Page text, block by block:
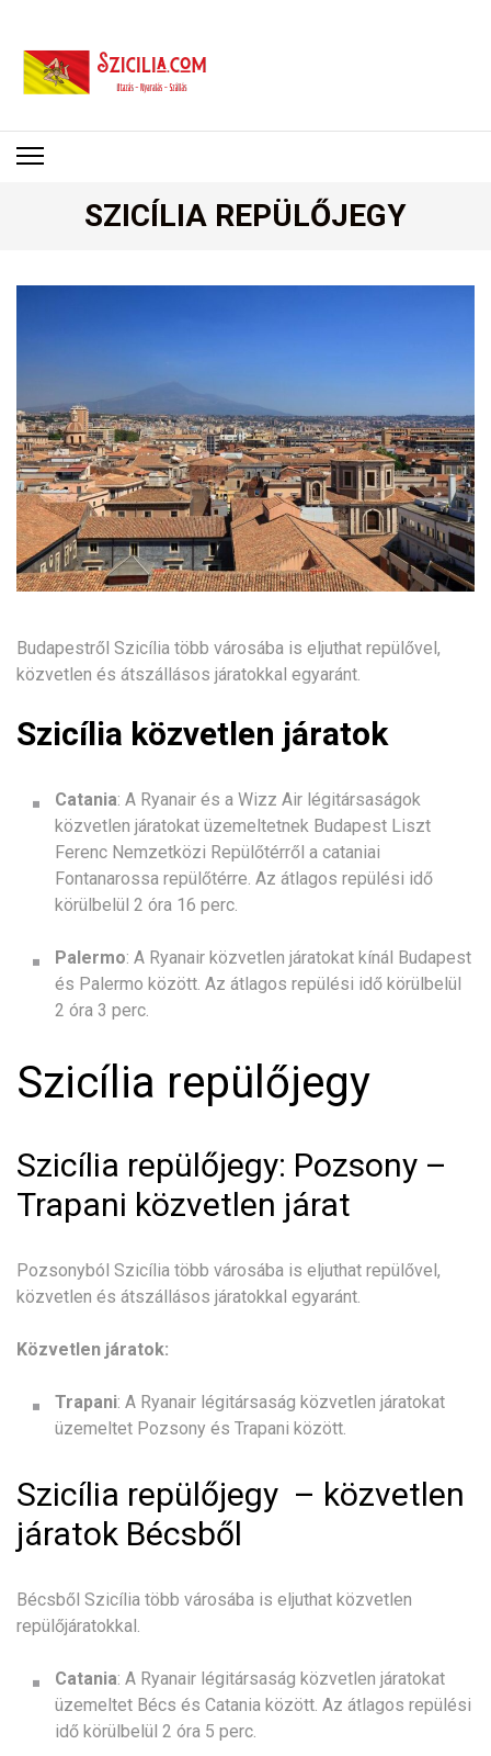
SZICÍLIA
SZICÍLIA REPÜLŐJEGY
Budapestről Szicília több városába is eljuthat repülővel,
közvetlen és átszállásos járatokkal egyaránt.
Szicília közvetlen járatok
Catania: A Ryanair és a Wizz Air légitársaságok
közvetlen járatokat üzemeltetnek Budapest Liszt
Ferenc Nemzetközi Repülőtérről a cataniai
Fontanarossa repülőtérre. Az átlagos repülési idő
körülbelül 2 óra 16 perc.
Palermo: A Ryanair közvetlen járatokat kínál Budapest
és Palermo között. Az átlagos repülési idő körülbelül
2 óra 3 perc.
Szicília repülőjegy
Szicília repülőjegy: Pozsony –
Trapani közvetlen járat
Pozsonyból Szicília több városába is eljuthat repülővel,
közvetlen és átszállásos járatokkal egyaránt.
Közvetlen járatok:
Trapani: A Ryanair légitársaság közvetlen járatokat
üzemeltet Pozsony és Trapani között.
Szicília repülőjegy – közvetlen
járatok Bécsből
Bécsből Szicília több városába is eljuthat közvetlen
repülőjáratokkal.
Catania: A Ryanair légitársaság közvetlen járatokat
üzemeltet Bécs és Catania között. Az átlagos repülési
idő körülbelül 2 óra 5 perc.